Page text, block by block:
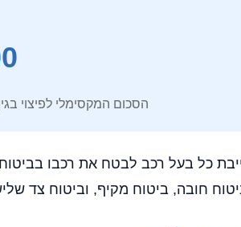
הסכום המקסימלי לפיצוי בגין
כל בעל רכב לבטח את רכבו
חובה, ביטוח מקיף, וביטוח צד